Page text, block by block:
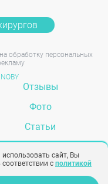
обработку персональных
Отзывы
Фото
Статьи
сайт, Вы
соответствии с политикой